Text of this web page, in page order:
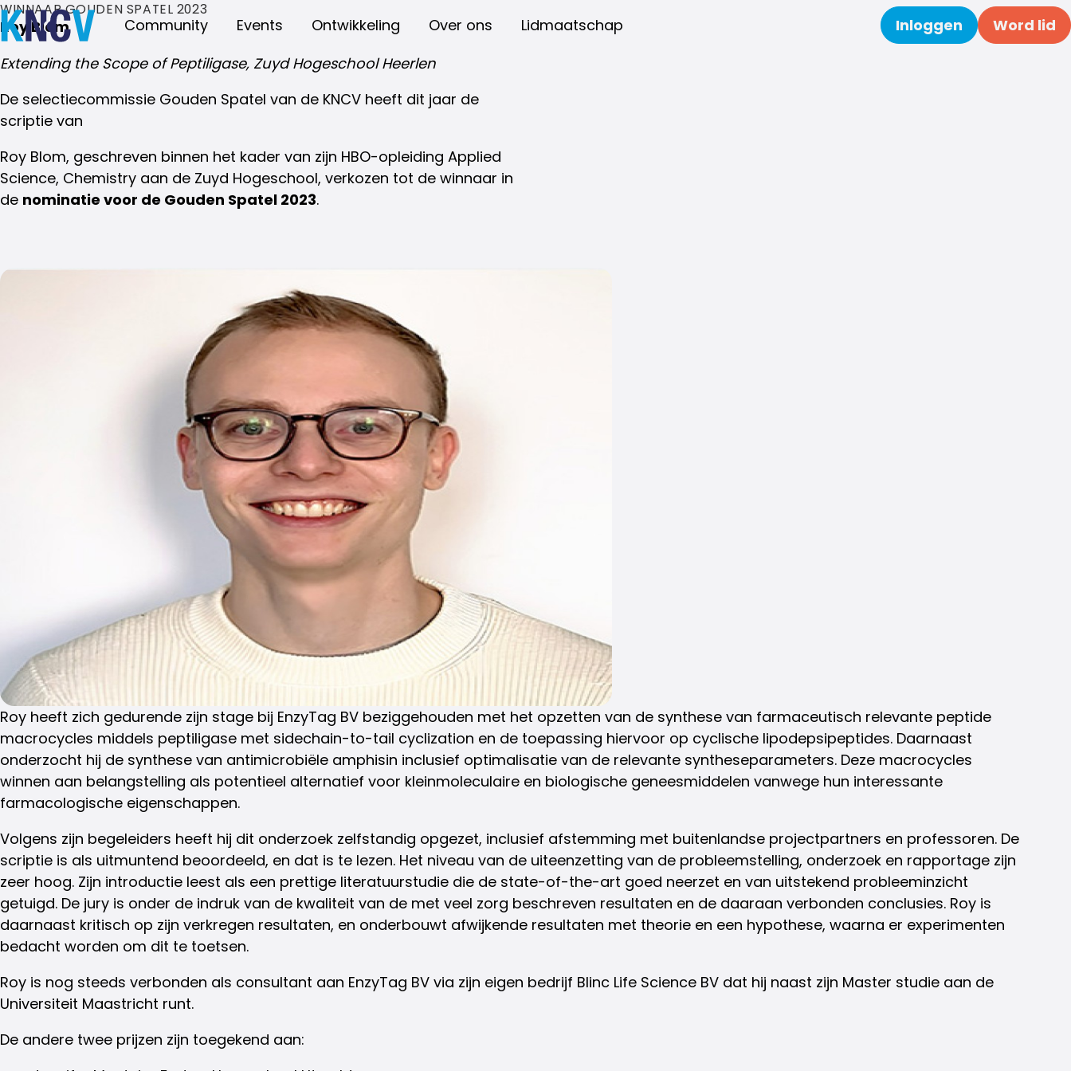
Community Events Ontwikkeling Over ons Lidmaatschap Zoeken Inloggen Word lid
WINNAAR GOUDEN SPATEL 2023
Roy Blom
Extending the Scope of Peptiligase, Zuyd Hogeschool Heerlen
De selectiecommissie Gouden Spatel van de KNCV heeft dit jaar de
scriptie van
Roy Blom, geschreven binnen het kader van zijn HBO-opleiding Applied
Science, Chemistry aan de Zuyd Hogeschool, verkozen tot de winnaar in
de nominatie voor de Gouden Spatel 2023.
Roy heeft zich gedurende zijn stage bij EnzyTag BV beziggehouden met het opzetten van de synthese van farmaceutisch relevante peptide
macrocycles middels peptiligase met sidechain-to-tail cyclization en de toepassing hiervoor op cyclische lipodepsipeptides. Daarnaast
onderzocht hij de synthese van antimicrobiële amphisin inclusief optimalisatie van de relevante syntheseparameters. Deze macrocycles
winnen aan belangstelling als potentieel alternatief voor kleinmoleculaire en biologische geneesmiddelen vanwege hun interessante
farmacologische eigenschappen.
Volgens zijn begeleiders heeft hij dit onderzoek zelfstandig opgezet, inclusief afstemming met buitenlandse projectpartners en professoren. De
scriptie is als uitmuntend beoordeeld, en dat is te lezen. Het niveau van de uiteenzetting van de probleemstelling, onderzoek en rapportage zijn
zeer hoog. Zijn introductie leest als een prettige literatuurstudie die de state-of-the-art goed neerzet en van uitstekend probleeminzicht
getuigd. De jury is onder de indruk van de kwaliteit van de met veel zorg beschreven resultaten en de daaraan verbonden conclusies. Roy is
daarnaast kritisch op zijn verkregen resultaten, en onderbouwt afwijkende resultaten met theorie en een hypothese, waarna er experimenten
bedacht worden om dit te toetsen.
Roy is nog steeds verbonden als consultant aan EnzyTag BV via zijn eigen bedrijf Blinc Life Science BV dat hij naast zijn Master studie aan de
Universiteit Maastricht runt.
De andere twee prijzen zijn toegekend aan: